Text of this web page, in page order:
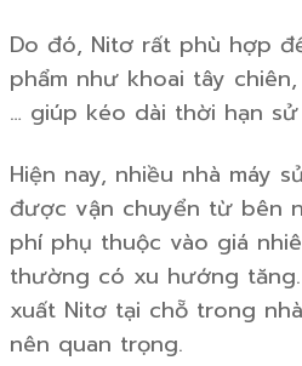
Do đó, Nitơ rất phù hợp
phẩm như khoai tây
… giúp kéo dài thời hạn
Hiện nay, nhiều nhà máy
được vận chuyển từ bên
phí phụ thuộc vào giá
thường có xu hướng
xuất Nitơ tại chỗ trong
nên quan trọng.